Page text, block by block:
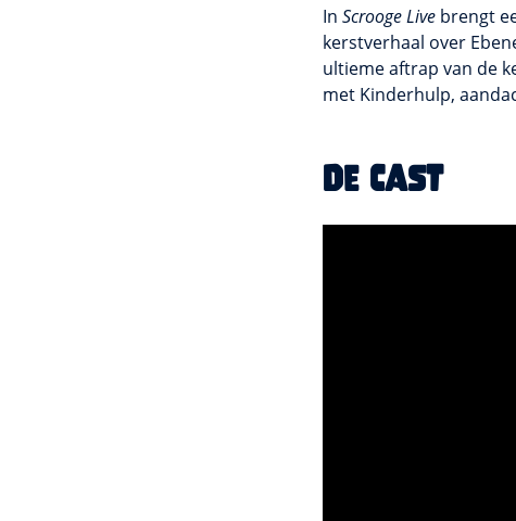
In Scrooge Live brengt
kerstverhaal over
ultieme aftrap van de
met Kinderhulp,
De cast